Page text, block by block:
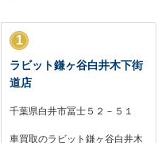
1
ラビット鎌ヶ谷白井木下街
道店
千葉県白井市冨士５２－５１
車買取のラビット鎌ヶ谷白井木